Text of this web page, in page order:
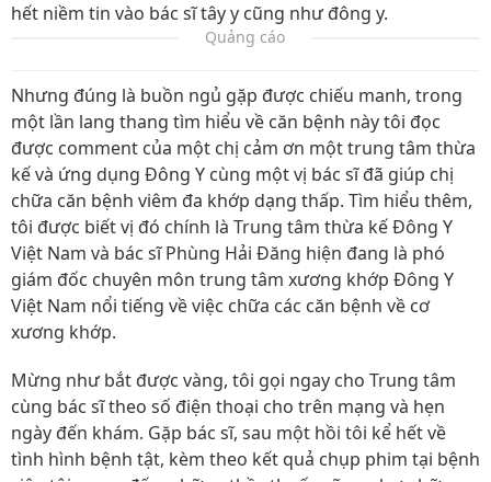
hết niềm tin vào bác sĩ tây y cũng như đông y.
Quảng cáo
Nhưng đúng là buồn ngủ gặp được chiếu manh, trong
một lần lang thang tìm hiểu về căn bệnh này tôi đọc
được comment của một chị cảm ơn một trung tâm thừa
kế và ứng dụng Đông Y cùng một vị bác sĩ đã giúp chị
chữa căn bệnh viêm đa khớp dạng thấp. Tìm hiểu thêm,
tôi được biết vị đó chính là Trung tâm thừa kế Đông Y
Việt Nam và bác sĩ Phùng Hải Đăng hiện đang là phó
giám đốc chuyên môn trung tâm xương khớp Đông Y
Việt Nam nổi tiếng về việc chữa các căn bệnh về cơ
xương khớp.
Mừng như bắt được vàng, tôi gọi ngay cho Trung tâm
cùng bác sĩ theo số điện thoại cho trên mạng và hẹn
ngày đến khám. Gặp bác sĩ, sau một hồi tôi kể hết về
tình hình bệnh tật, kèm theo kết quả chụp phim tại bệnh